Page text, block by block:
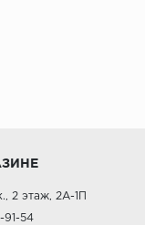
2 этаж, 2А-1П
91-54